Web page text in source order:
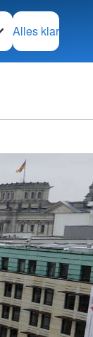
Alles klar